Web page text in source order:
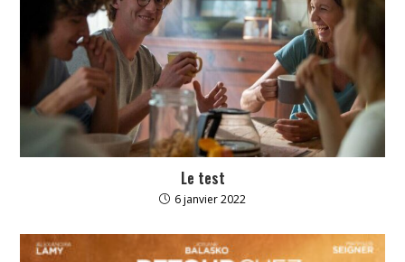
Le test
6 janvier 2022